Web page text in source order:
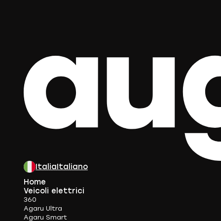
ItaliaItaliano
Home
Veicoli elettrici
360
Agaru Ultra
Agaru Smart